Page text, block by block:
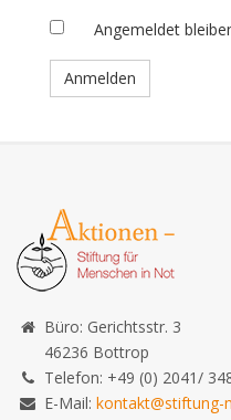
Angemeldet
Anmelden
Büro: Gerichtsstr. 3
46236 Bottrop
Telefon: +49 (0) 2041/
E-Mail: kontakt@stiftung-